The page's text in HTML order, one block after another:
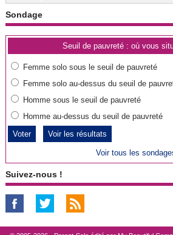
Sondage
Seuil de pauvreté : où vous
Femme solo sous le seuil de pauvreté
Femme solo au-dessus du seuil de
Homme sous le seuil de pauvreté
Homme au-dessus du seuil de pauvreté
Voir les résultats
Voir tous les
Suivez-nous !